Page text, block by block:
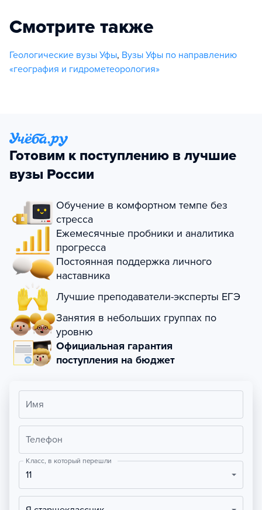
Смотрите также
Геологические вузы Уфы, Вузы Уфы по направлению
«география и гидрометеорология»
Готовим к поступлению в лучшие
вузы России
Обучение в комфортном темпе без
стресса
Ежемесячные пробники и аналитика
прогресса
Постоянная поддержка личного
наставника
Лучшие преподаватели-эксперты ЕГЭ
Занятия в небольших группах по
уровню
Официальная гарантия
поступления на бюджет
Имя
Телефон
Класс, в который перешли
11